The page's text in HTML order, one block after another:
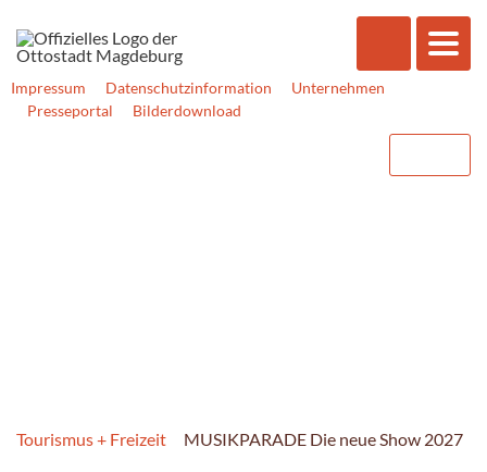
Impressum Datenschutzinformation
Unternehmen
Presseportal
Bilderdownload
Tourismus + Freizeit MUSIKPARADE Die neue Show 2027